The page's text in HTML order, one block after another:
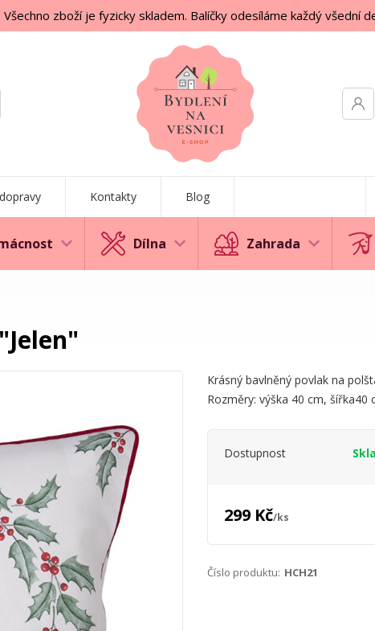
Všechno zboží je fyzicky skladem. Balíčky odesíláme každý všední
Kontakty Blog
Dílna Zahrada
Krásný bavlněný povlak na
Rozměry: výška 40 cm,
Dostupnost
299 Kč/ks
Číslo produktu: HCH21